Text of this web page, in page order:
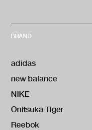
BRAND
adidas
new balance
NIKE
Onitsuka Tiger
Reebok